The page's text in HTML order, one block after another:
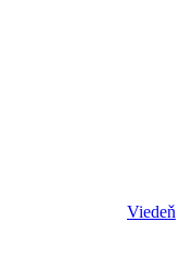
Viedeň